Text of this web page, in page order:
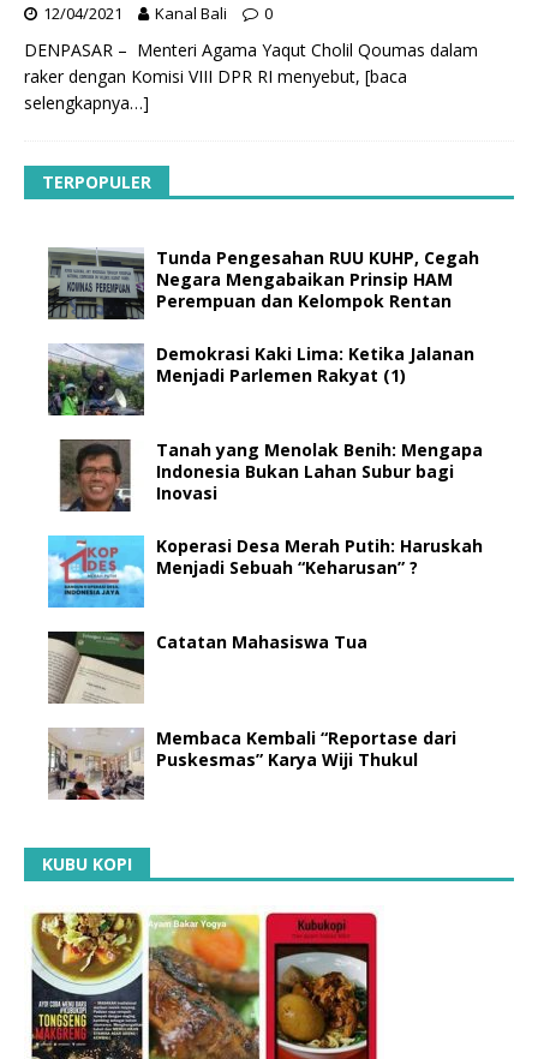
12/04/2021 Kanal Bali 0
DENPASAR – Menteri Agama Yaqut Cholil Qoumas dalam
raker dengan Komisi VIII DPR RI menyebut, [baca
selengkapnya…]
TERPOPULER
Tunda Pengesahan RUU KUHP, Cegah
Negara Mengabaikan Prinsip HAM
Perempuan dan Kelompok Rentan
Demokrasi Kaki Lima: Ketika Jalanan
Menjadi Parlemen Rakyat (1)
Tanah yang Menolak Benih: Mengapa
Indonesia Bukan Lahan Subur bagi
Inovasi
Koperasi Desa Merah Putih: Haruskah
Menjadi Sebuah “Keharusan” ?
Catatan Mahasiswa Tua
Membaca Kembali “Reportase dari
Puskesmas” Karya Wiji Thukul
KUBU KOPI